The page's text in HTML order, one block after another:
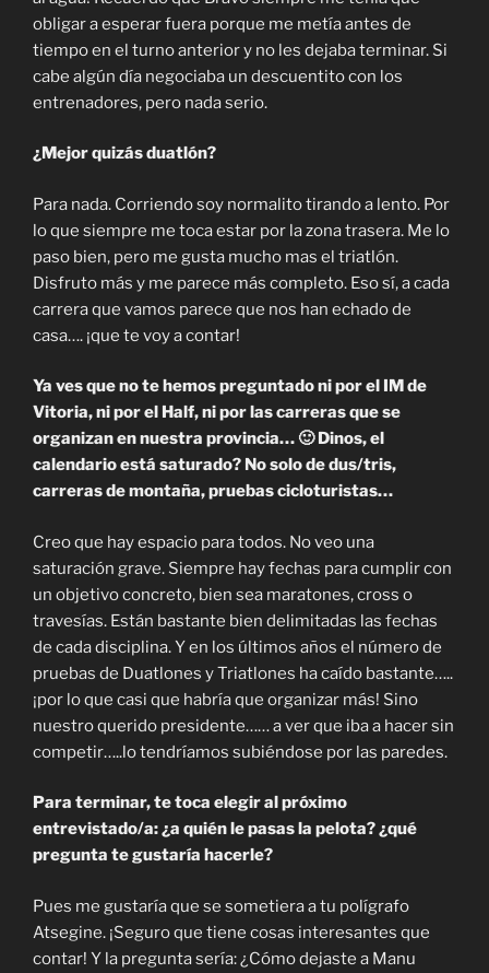
obligar a esperar fuera porque me metía antes de
tiempo en el turno anterior y no les dejaba terminar. Si
cabe algún día negociaba un descuentito con los
entrenadores, pero nada serio.
¿Mejor quizás duatlón?
Para nada. Corriendo soy normalito tirando a lento. Por
lo que siempre me toca estar por la zona trasera. Me lo
paso bien, pero me gusta mucho mas el triatlón.
Disfruto más y me parece más completo. Eso sí, a cada
carrera que vamos parece que nos han echado de
casa…. ¡que te voy a contar!
Ya ves que no te hemos preguntado ni por el IM de
Vitoria, ni por el Half, ni por las carreras que se
organizan en nuestra provincia… 🙂 Dinos, el
calendario está saturado? No solo de dus/tris,
carreras de montaña, pruebas cicloturistas…
Creo que hay espacio para todos. No veo una
saturación grave. Siempre hay fechas para cumplir con
un objetivo concreto, bien sea maratones, cross o
travesías. Están bastante bien delimitadas las fechas
de cada disciplina. Y en los últimos años el número de
pruebas de Duatlones y Triatlones ha caído bastante…..
¡por lo que casi que habría que organizar más! Sino
nuestro querido presidente…… a ver que iba a hacer sin
competir…..lo tendríamos subiéndose por las paredes.
Para terminar, te toca elegir al próximo
entrevistado/a: ¿a quién le pasas la pelota? ¿qué
pregunta te gustaría hacerle?
Pues me gustaría que se sometiera a tu polígrafo
Atsegine. ¡Seguro que tiene cosas interesantes que
contar! Y la pregunta sería: ¿Cómo dejaste a Manu